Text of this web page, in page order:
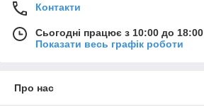
Контакти
Сьогодні працює з 10:00 до 18:00
Показати весь графік роботи
Про нас